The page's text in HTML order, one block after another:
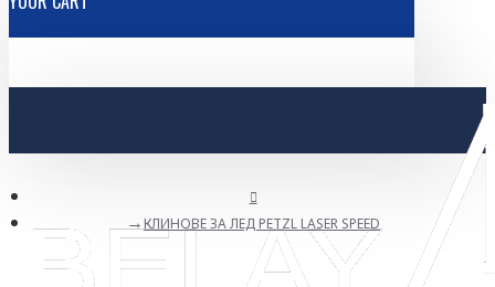
КЛИНОВЕ ЗА ЛЕД PETZL LASER SPEED